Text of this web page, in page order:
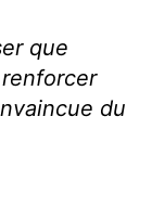
que
du